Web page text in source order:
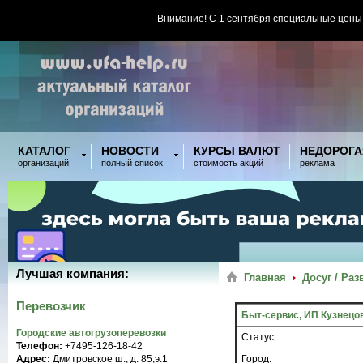
Внимание! С 1 сентября специальные
КАТАЛОГ
организаций
НОВОСТИ
полный список
КУРСЫ ВАЛЮТ
стоимость акций реклама
Главная Досуг /
Быт-сервис, ИП
Статус:
Город:
Лучшая компания:
Перевозчик
Городские автогрузоперевозки
Телефон: +7495-126-18-42
Адрес: Дмитровское ш., д. 85,э.1